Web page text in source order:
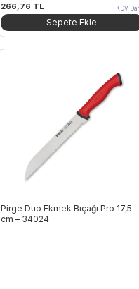
Orijinal
fiyat:
296,40 TL.
266,76 TLŞu
andaki
fiyat:
KDV
Sepete Ekle
Pirge Duo Ekmek Bıçağı Pro 17,5
cm – 34024